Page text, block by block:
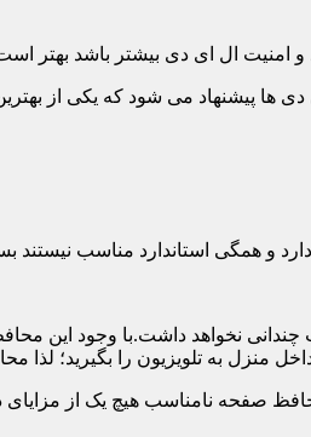
امنیت ال ای دی بیشتر باشد بهتر
ها پیشنهاد می شود که یکی از
و همگی استاندارد مناسب نیستند
نخواهد داشت.با وجود این
به تلویزیون را بگیرید؛ لذا
صفحه نامناسب هیچ یک از مزایای